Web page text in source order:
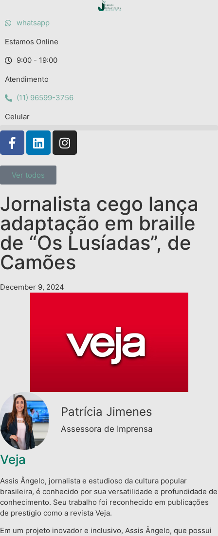
whatsapp
Estamos Online
9:00 - 19:00
Atendimento
(11) 96599-3756
Celular
Ver todos
Jornalista cego lança
adaptação em braille
de “Os Lusíadas”, de
Camões
December 9, 2024
Patrícia Jimenes
Assessora de Imprensa
Veja
Assis Ângelo, jornalista e estudioso da cultura popular
brasileira, é conhecido por sua versatilidade e profundidade de
conhecimento. Seu trabalho foi reconhecido em publicações
de prestígio como a revista Veja.
Em um projeto inovador e inclusivo, Assis Ângelo, que possui